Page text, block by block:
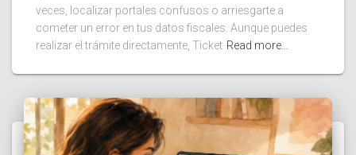
veces, localizar portales confusos o arriesgarte a
cometer un error en tus datos fiscales. Aunque puedes
realizar el trámite directamente, Ticket Read more…